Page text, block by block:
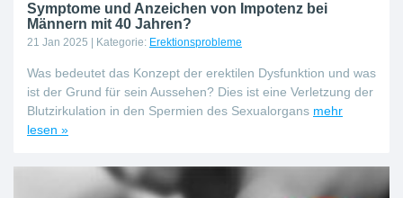
Symptome und Anzeichen von Impotenz bei
Männern mit 40 Jahren?
21 Jan 2025 | Kategorie: Erektionsprobleme
Was bedeutet das Konzept der erektilen Dysfunktion und was
ist der Grund für sein Aussehen? Dies ist eine Verletzung der
Blutzirkulation in den Spermien des Sexualorgans mehr
lesen »